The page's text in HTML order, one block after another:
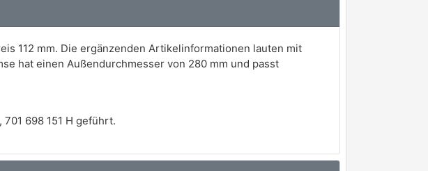
112 mm. Die ergänzenden Artikelinformationen lauten mit
hat einen Außendurchmesser von 280 mm und passt
701 698 151 H geführt.